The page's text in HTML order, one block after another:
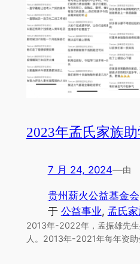
2023年孟氏家族
7 月 24, 2024—由
贵州薪火公益基金会
于 公益事业, 孟氏
2013年-2022年，孟振雄先
人。2013年-2021年每年资